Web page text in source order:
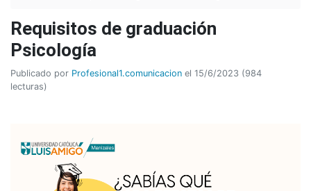
Requisitos de graduación
Psicología
Publicado por Profesional1.comunicacion el 15/6/2023 (984
lecturas)